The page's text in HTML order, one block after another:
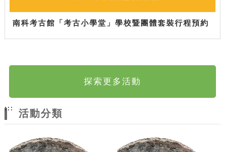
南科考古館「考古小學堂」學校暨團體套裝行程預約
探索更多活動
:::
活動分類